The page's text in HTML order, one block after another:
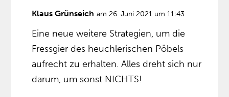
Klaus Grünseich am 26. Juni 2021 um 11:43
Eine neue weitere Strategien, um die
Fressgier des heuchlerischen Pöbels
aufrecht zu erhalten. Alles dreht sich nur
darum, um sonst NICHTS!